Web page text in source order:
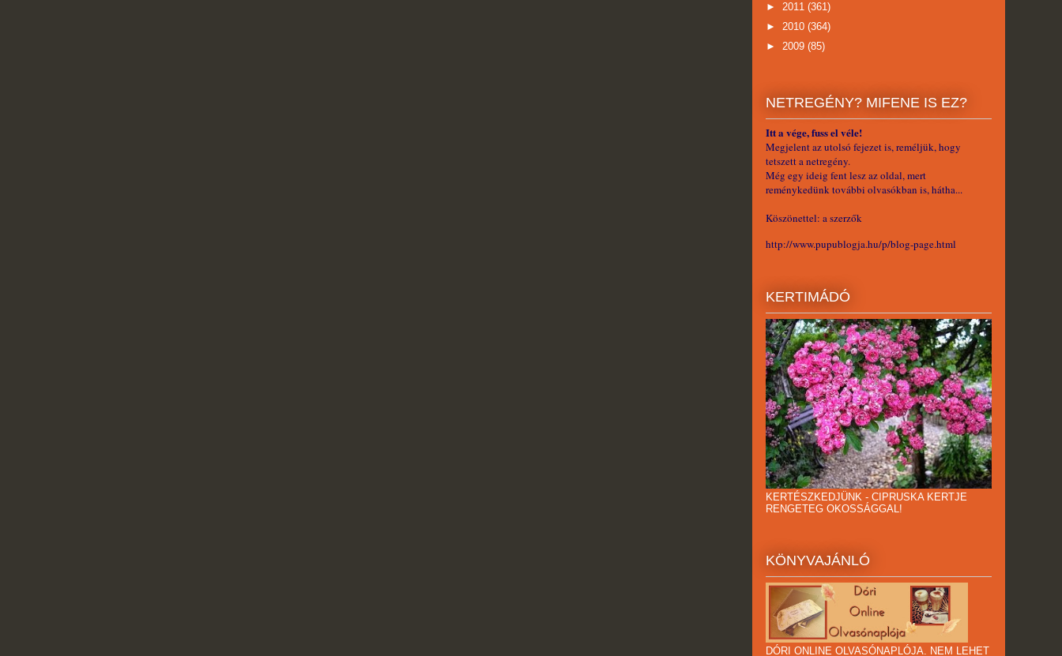
► 2011 (361)
► 2010 (364)
► 2009 (85)
NETREGÉNY? MIFENE IS EZ?
Itt a vége, fuss el véle!
Megjelent az utolsó fejezet is, reméljük, hogy
tetszett a netregény.
Még egy ideig fent lesz az oldal, mert
reménykedünk további olvasókban is, hátha...
Köszönettel: a szerzők
http://www.pupublogja.hu/p/blog-page.html
KERTIMÁDÓ
KERTÉSZKEDJÜNK - CIPRUSKA KERTJE
RENGETEG OKOSSÁGGAL!
KÖNYVAJÁNLÓ
DÓRI ONLINE OLVASÓNAPLÓJA. NEM LEHET